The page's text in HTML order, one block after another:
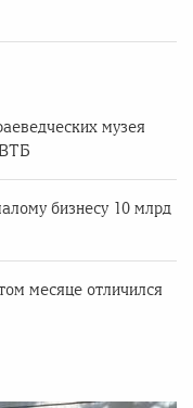
музея
бизнесу 10 млрд
месяце отличился